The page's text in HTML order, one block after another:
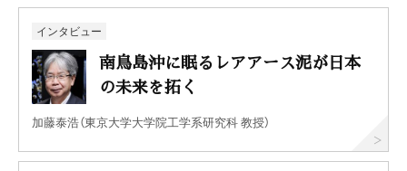
インタビュー
南鳥島沖に眠るレアアース泥が日本
の未来を拓く
加藤泰浩（東京大学大学院工学系研究科 教授）